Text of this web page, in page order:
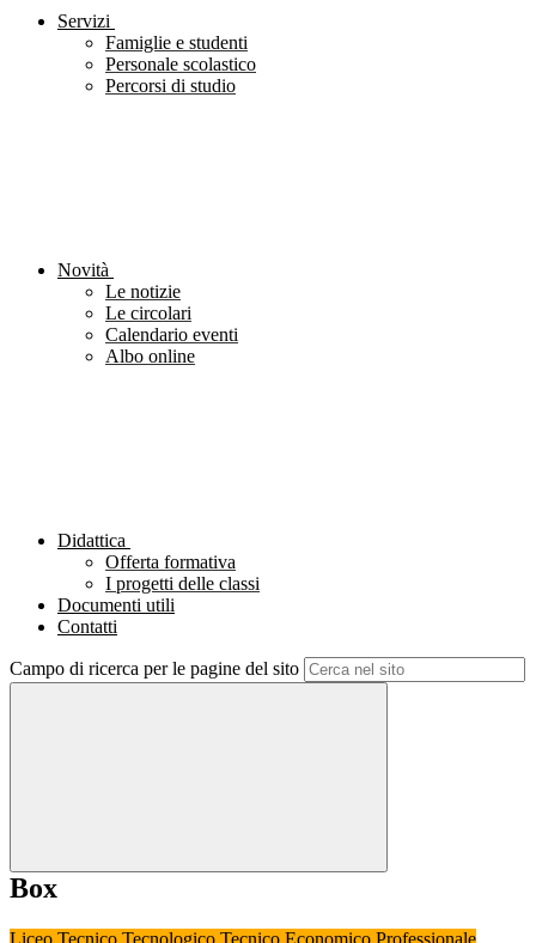
Servizi
Famiglie e studenti
Personale scolastico
Percorsi di studio
Novità
Le notizie
Le circolari
Calendario eventi
Albo online
Didattica
Offerta formativa
I progetti delle classi
Documenti utili
Contatti
Campo di ricerca per le pagine del sito
Box